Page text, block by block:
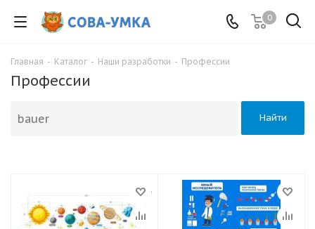
0
Главная - Каталог - Наши разработки - Профессии
Профессии
Найти